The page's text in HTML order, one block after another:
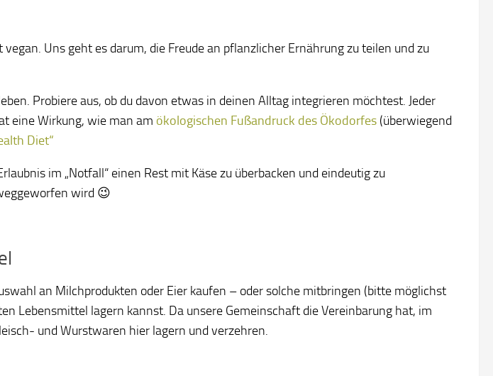
Uns geht es darum, die Freude an pflanzlicher Ernährung zu teilen und zu
Probiere aus, ob du davon etwas in deinen Alltag integrieren möchtest. Jeder
eine Wirkung, wie man am ökologischen Fußandruck des Ökodorfes (überwiegend
Diet“
im „Notfall“ einen Rest mit Käse zu überbacken und eindeutig zu
wird 😉
an Milchprodukten oder Eier kaufen – oder solche mitbringen (bitte möglichst
Lebensmittel lagern kannst. Da unsere Gemeinschaft die Vereinbarung hat, im
und Wurstwaren hier lagern und verzehren.